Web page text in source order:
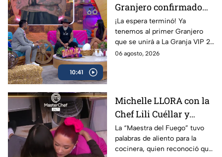
10:41
Granjero confirmado
para La Granja VIP
Segunda Temporada
¡La espera terminó! Ya
tenemos al primer Granjero
que se unirá a La Granja VIP 2
y asegura: “La gente se va a
06 agosto, 2026
Michelle LLORA con la
Chef Lili Cuéllar y
recibe un poderoso
consejo para NO
rendirse (VIDEO)
La “Maestra del Fuego” tuvo
palabras de aliento para la
cocinera, quien reconoció que